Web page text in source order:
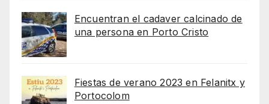
Encuentran el cadaver calcinado de
una persona en Porto Cristo
Fiestas de verano 2023 en Felanitx y
Portocolom